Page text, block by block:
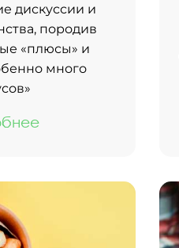
дискуссии и
породив
«плюсы» и
много